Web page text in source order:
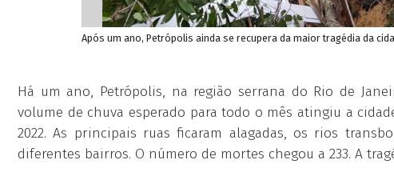
Após um ano, Petrópolis ainda se recupera da maior tragédia da
Há um ano, Petrópolis, na região serrana do Rio de
volume de chuva esperado para todo o mês atingiu a
2022. As principais ruas ficaram alagadas, os rios
diferentes bairros. O número de mortes chegou a 233. A